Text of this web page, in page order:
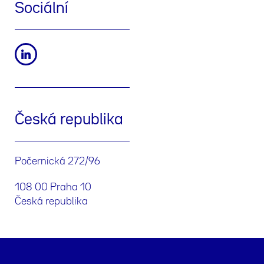
Sociální
Česká republika
Počernická 272/96
108 00 Praha 10
Česká republika